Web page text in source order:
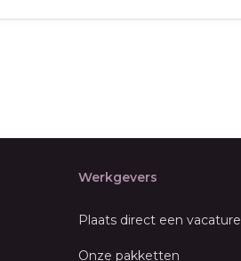
Werkgevers
Plaats direct een vacature
Onze pakketten